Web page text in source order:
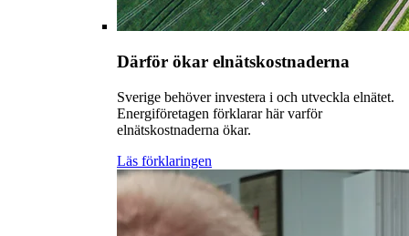
Därför ökar elnätskostnaderna
Sverige behöver investera i och utveckla elnätet.
Energiföretagen förklarar här varför
elnätskostnaderna ökar.
Läs förklaringen